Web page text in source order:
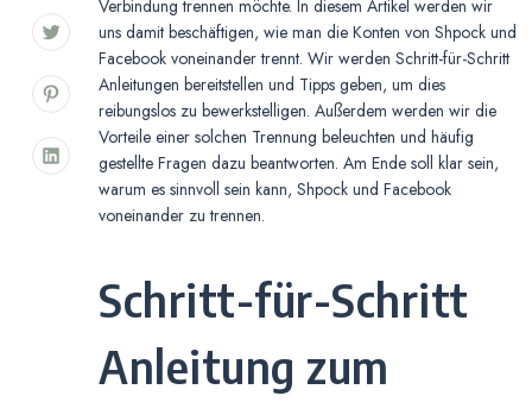
Verbindung trennen möchte. In diesem Artikel werden wir
uns damit beschäftigen, wie man die Konten von Shpock und
Facebook voneinander trennt. Wir werden Schritt-für-Schritt
Anleitungen bereitstellen und Tipps geben, um dies
reibungslos zu bewerkstelligen. Außerdem werden wir die
Vorteile einer solchen Trennung beleuchten und häufig
gestellte Fragen dazu beantworten. Am Ende soll klar sein,
warum es sinnvoll sein kann, Shpock und Facebook
voneinander zu trennen.
Schritt-für-Schritt
Anleitung zum